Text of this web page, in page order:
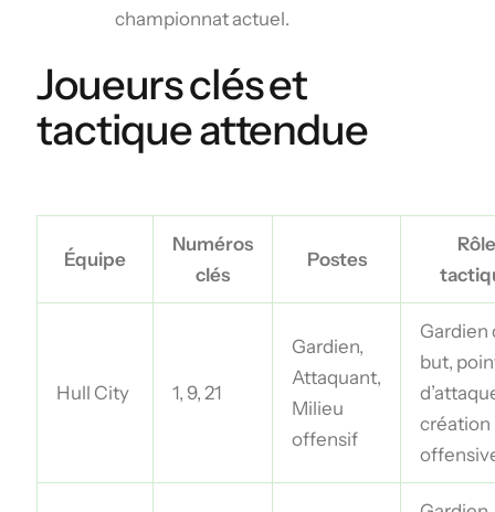
championnat actuel.
Joueurs clés et
tactique attendue
Équipe
Numéros
clés
Postes
Rôle
Hull City 1, 9, 21
Gardien,
Attaquant,
Milieu
offensif
Gardien
but,
création